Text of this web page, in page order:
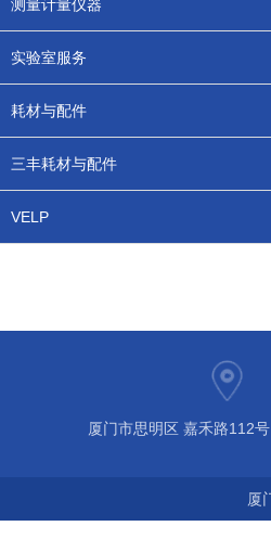
测量计量仪器
实验室服务
耗材与配件
三丰耗材与配件
VELP
厦门市思明区 嘉禾路112
厦